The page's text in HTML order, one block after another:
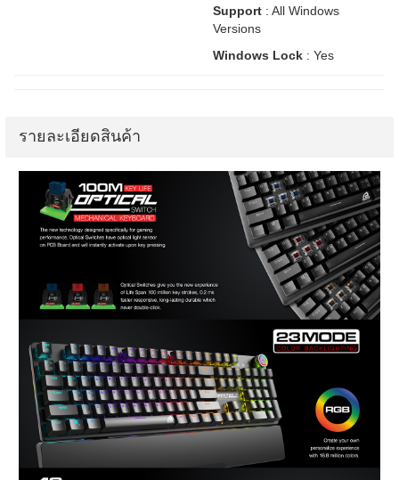
Support : All Windows
Versions
Windows Lock : Yes
รายละเอียดสินค้า